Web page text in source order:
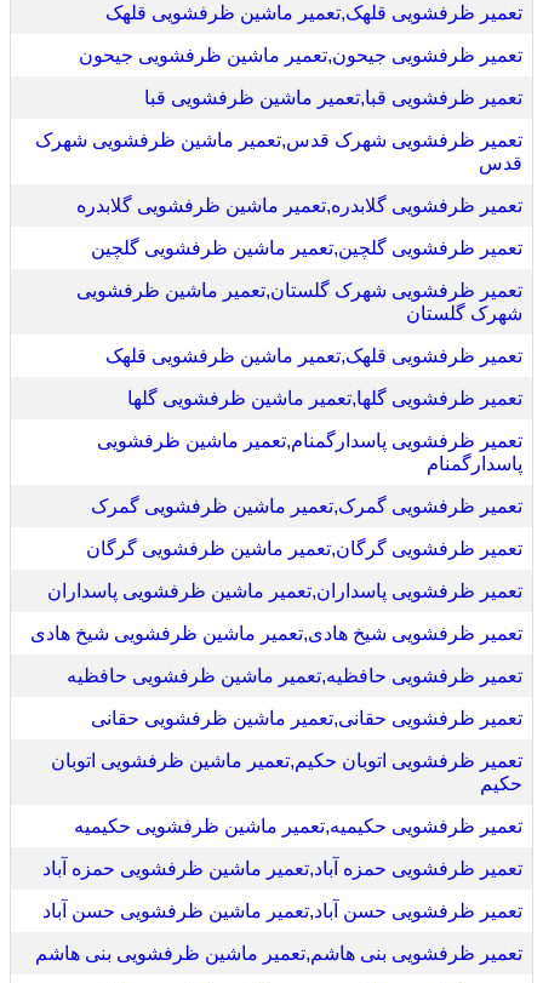
تعمیر ظرفشویی قلهک,تعمیر ماشین ظرفشویی قلهک
تعمیر ظرفشویی جیحون,تعمیر ماشین ظرفشویی جیحون
تعمیر ظرفشویی قبا,تعمیر ماشین ظرفشویی قبا
تعمیر ظرفشویی شهرک قدس,تعمیر ماشین ظرفشویی شهرک
قدس
تعمیر ظرفشویی گلابدره,تعمیر ماشین ظرفشویی گلابدره
تعمیر ظرفشویی گلچین,تعمیر ماشین ظرفشویی گلچین
تعمیر ظرفشویی شهرک گلستان,تعمیر ماشین ظرفشویی
شهرک گلستان
تعمیر ظرفشویی قلهک,تعمیر ماشین ظرفشویی قلهک
تعمیر ظرفشویی گلها,تعمیر ماشین ظرفشویی گلها
تعمیر ظرفشویی پاسدارگمنام,تعمیر ماشین ظرفشویی
پاسدارگمنام
تعمیر ظرفشویی گمرک,تعمیر ماشین ظرفشویی گمرک
تعمیر ظرفشویی گرگان,تعمیر ماشین ظرفشویی گرگان
تعمیر ظرفشویی پاسداران,تعمیر ماشین ظرفشویی پاسداران
تعمیر ظرفشویی شیخ هادی,تعمیر ماشین ظرفشویی شیخ هادی
تعمیر ظرفشویی حافظیه,تعمیر ماشین ظرفشویی حافظیه
تعمیر ظرفشویی حقانی,تعمیر ماشین ظرفشویی حقانی
تعمیر ظرفشویی اتوبان حکیم,تعمیر ماشین ظرفشویی اتوبان
حکیم
تعمیر ظرفشویی حکیمیه,تعمیر ماشین ظرفشویی حکیمیه
تعمیر ظرفشویی حمزه آباد,تعمیر ماشین ظرفشویی حمزه آباد
تعمیر ظرفشویی حسن آباد,تعمیر ماشین ظرفشویی حسن آباد
تعمیر ظرفشویی بنی هاشم,تعمیر ماشین ظرفشویی بنی هاشم